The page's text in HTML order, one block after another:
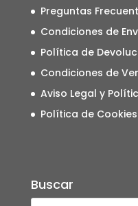
Preguntas
Condiciones de
Política de
Condiciones de
Aviso Legal y
Política de Cookies
Buscar